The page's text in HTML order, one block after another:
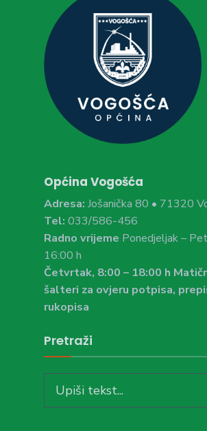
Općina Vogošća
Adresa: Jošanička 80 • 71320
Tel: 033/586-456
Radno vrijeme Ponedjeljak –
16:00 h
Četvrtak, 8:00 – 18:00 h
šalteri za ovjeru potpisa,
rukopisa
Pretraži
for: